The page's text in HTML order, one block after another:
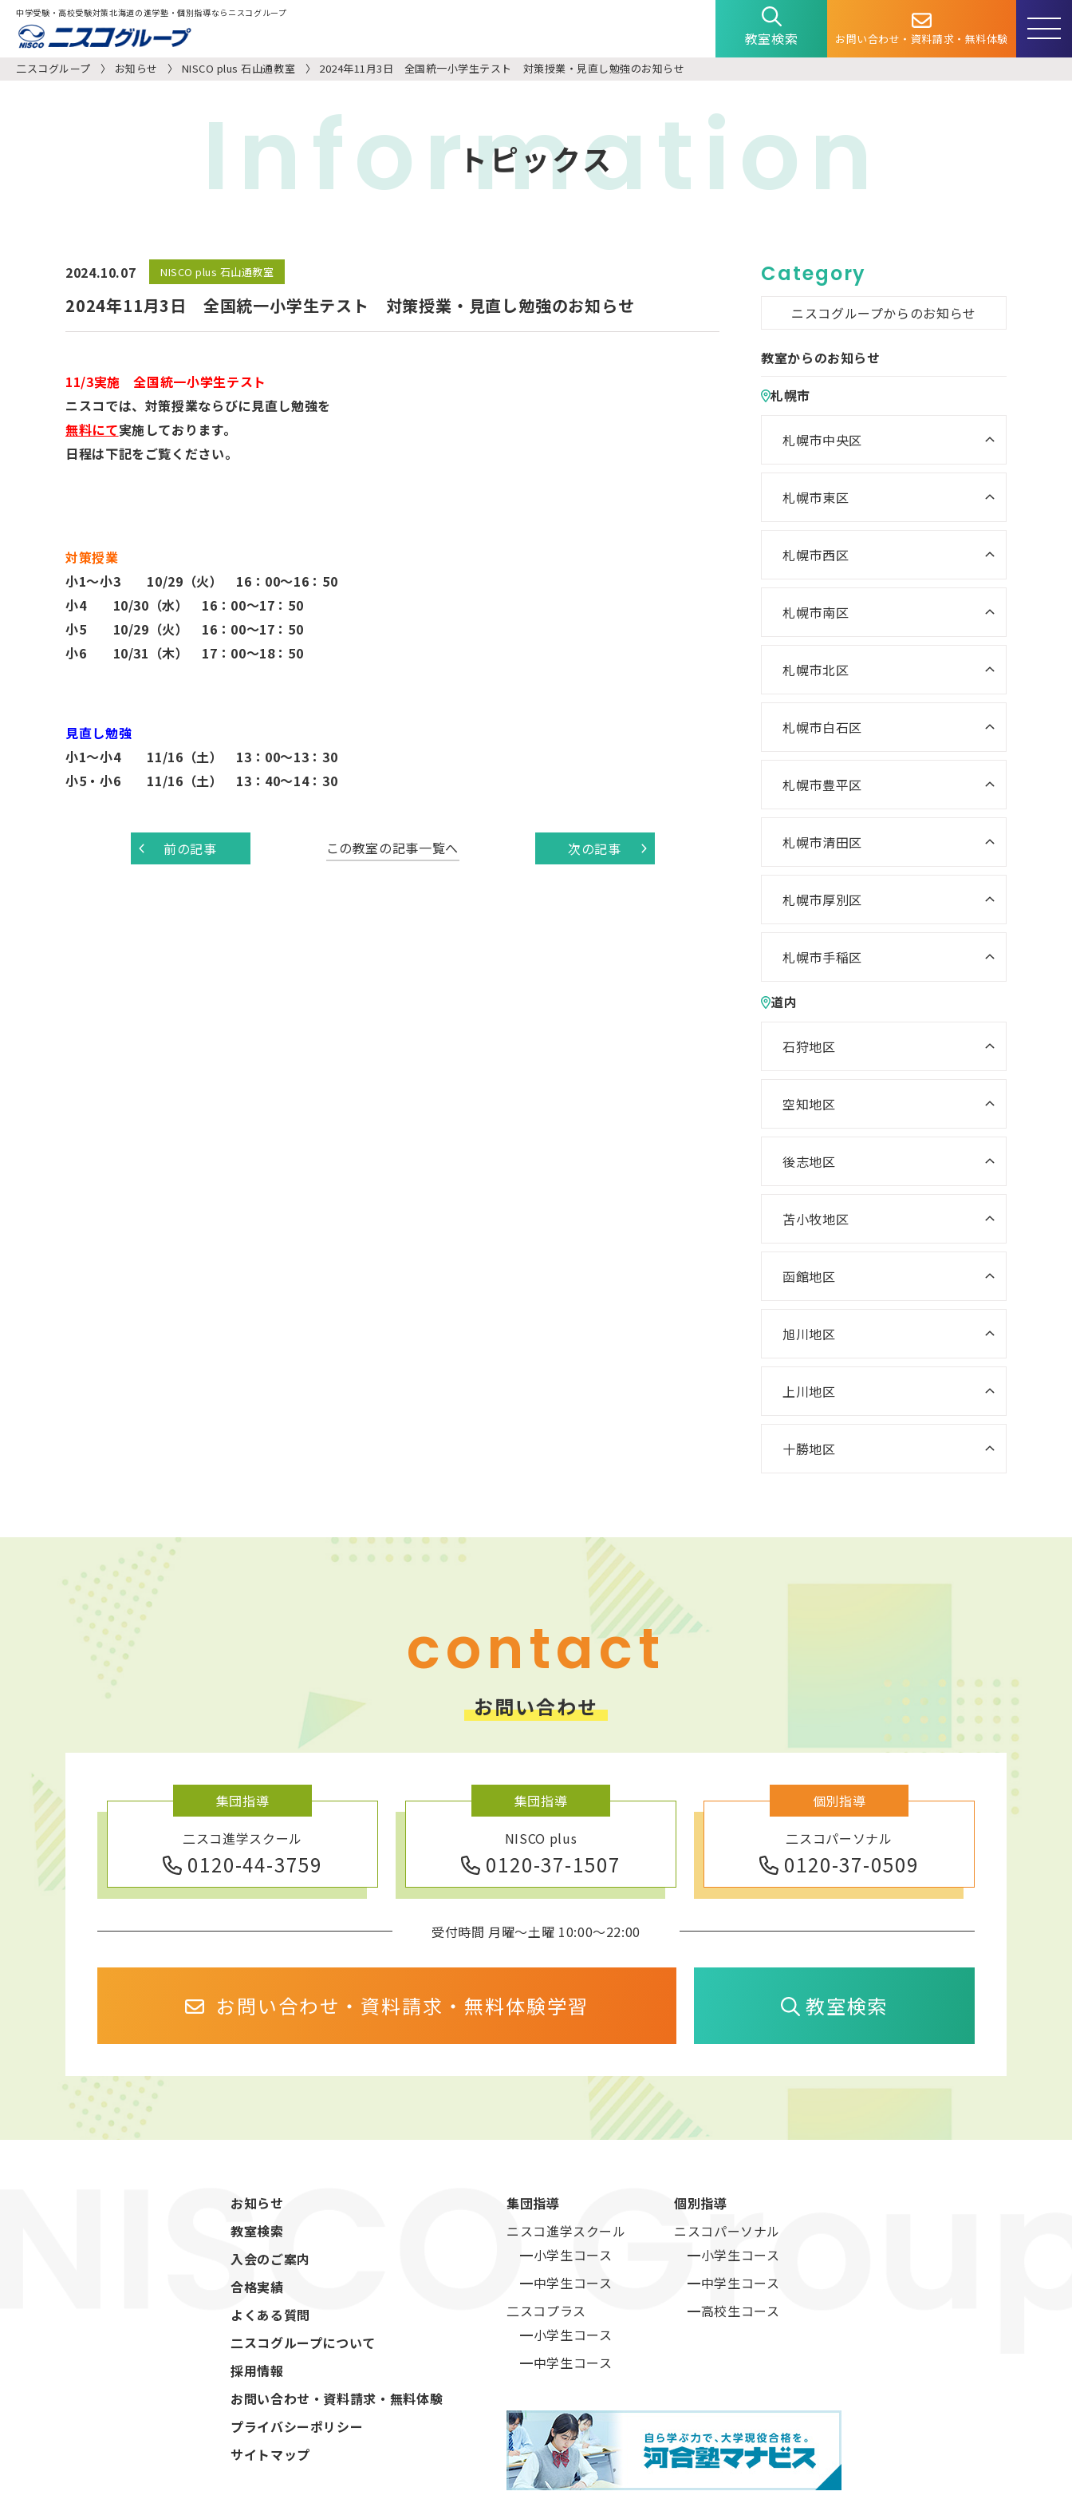
中学受験・高校受験対策北海道の進学塾・個別指導ならニスコグループ
教室検索
お問い合わせ・資料請求・無料体験
二スコグループ
お知らせ NISCO plus 石山通教室 2024年11月3日 全国統一小学生テスト 対策授業・見直し勉強のお知らせ
トピックス
Information
2024.10.07 NISCO plus 石山通教室
2024年11月3日 全国統一小学生テスト 対策授業・見直し勉強のお知らせ
11/3実施 全国統一小学生テスト
ニスコでは、対策授業ならびに見直し勉強を
無料にて実施しております。
日程は下記をご覧ください。
対策授業
小1～小3 10/29（火） 16：00～16：50
小4 10/30（水） 16：00～17：50
小5 10/29（火） 16：00～17：50
小6 10/31（木） 17：00～18：50
見直し勉強
小1～小4 11/16（土） 13：00～13：30
小5・小6 11/16（土） 13：40～14：30
前の記事 この教室の記事一覧へ 次の記事
Category
ニスコグループからのお知らせ
教室からのお知らせ
札幌市
札幌市中央区
NISCO plus 伏見教室
NISCO plus 円山教室
ニスコパーソナル 伏見教室
ニスコパーソナル 啓明教室
札幌市東区
ニスコ進学スクール 札苗北教室
ニスコパーソナル 環状通東教室
札幌市西区
ニスコ進学スクール 山の手教室
ニスコ進学スクール 八軒教室
ニスコパーソナル 宮の沢教室
札幌市南区
札幌市北区
ニスコ進学スクール あいの里教
ニスコ進学スクール 屯田教室
ニスコパーソナル あいの里教室
札幌市白石区
ニスコ進学スクール 北郷教室
札幌市豊平区
ニスコパーソナル 福住教室
札幌市清田区
ニスコ進学スクール 平岡緑教室
室
室
ニスコ進学スクール 美しが丘教
札幌市厚別区
教室
室
ニスコパーソナル 平岡公園教室
札幌市手稲区
ニスコパーソナル 手稲教室
ニスコパーソナル 前田教室
道内
石狩地区
ニスコ進学スクール 大麻教室
ニスコ進学スクール 恵み野教室
ニスコパーソナル 千歳あずさ教
ニスコパーソナル 勇舞教室
空知地区
ニスコパーソナル 岩見沢教室
後志地区
苫小牧地区
函館地区
ニスコパーソナル 五稜郭教室
旭川地区
上川地区
十勝地区
contact
お問い合わせ
集団指導
二スコ進学スクール
0120-44-3759
集団指導
NISCO plus
0120-37-1507
個別指導
二スコパーソナル
0120-37-0509
受付時間 月曜～土曜 10:00～22:00
お問い合わせ・資料請求・ 無料体験学習 教室検索
お知らせ
教室検索
入会のご案内
合格実績
よくある質問
二スコグループについて
採用情報
お問い合わせ・資料請求・無料体験
プライバシーポリシー
サイトマップ
集団指導
ニスコ進学スクール
━小学生コース
━中学生コース
二スコプラス
━小学生コース
━中学生コース
個別指導
ニスコパーソナル
━小学生コース
━中学生コース
━高校生コース